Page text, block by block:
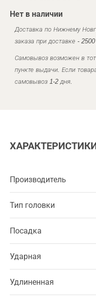
Нет в наличии
Доставка по Нижнему
заказа при доставке - 2500
Самовывоз возможен в
пункте выдачи. Если
самовывоз 1-2 дня.
Производитель
Тип головки
Посадка
Ударная
Удлиненная